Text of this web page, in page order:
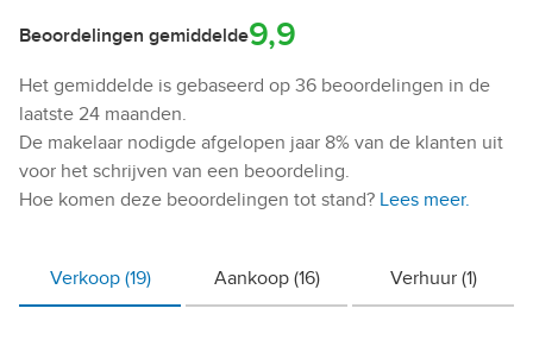
Beoordelingen gemiddelde9,9
Het gemiddelde is gebaseerd op 36 beoordelingen in de
laatste 24 maanden.
De makelaar nodigde afgelopen jaar 8% van de klanten uit
voor het schrijven van een beoordeling.
Hoe komen deze beoordelingen tot stand? Lees meer.
Verkoop (19) Aankoop (16) Verhuur (1)